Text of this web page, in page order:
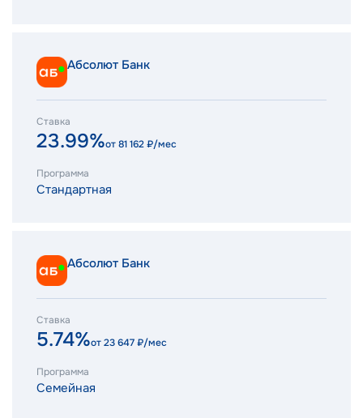
Абсолют Банк
Ставка
23.99%от81 162₽/мес
Программа
Стандартная
Абсолют Банк
Ставка
5.74%от23 647₽/мес
Программа
Семейная